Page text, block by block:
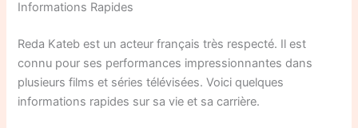
Informations Rapides
Reda Kateb est un acteur français très respecté. Il est
connu pour ses performances impressionnantes dans
plusieurs films et séries télévisées. Voici quelques
informations rapides sur sa vie et sa carrière.